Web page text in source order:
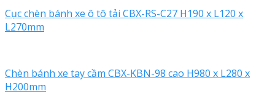
Cục chèn bánh xe ô tô tải CBX-RS-C27 H190 x L120 x
L270mm
Chèn bánh xe tay cầm CBX-KBN-98 cao H980 x L280 x
H200mm